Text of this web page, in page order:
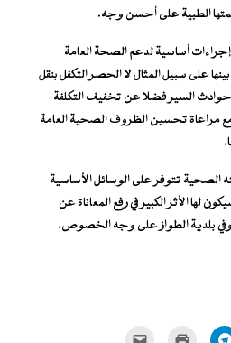
الطبية على أحسن وجه.
إجراءات أساسية لدعم الصحة العامة
على سبيل المثال لا الحصر التكفل بنقل
السير فضلا عن تخفيف التكلفة
مع مراعاة تحسين الظروف الصحية العامة
الصحية تتوفر على الوسائل الأساسية
لها الأثر الكبير في رفع المعاناة عن
وفي بلدية الطواز على وجه الخصوص.
انقر